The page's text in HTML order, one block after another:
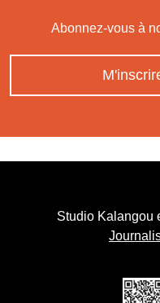
Abonnez-vous à
Studio Kalangou